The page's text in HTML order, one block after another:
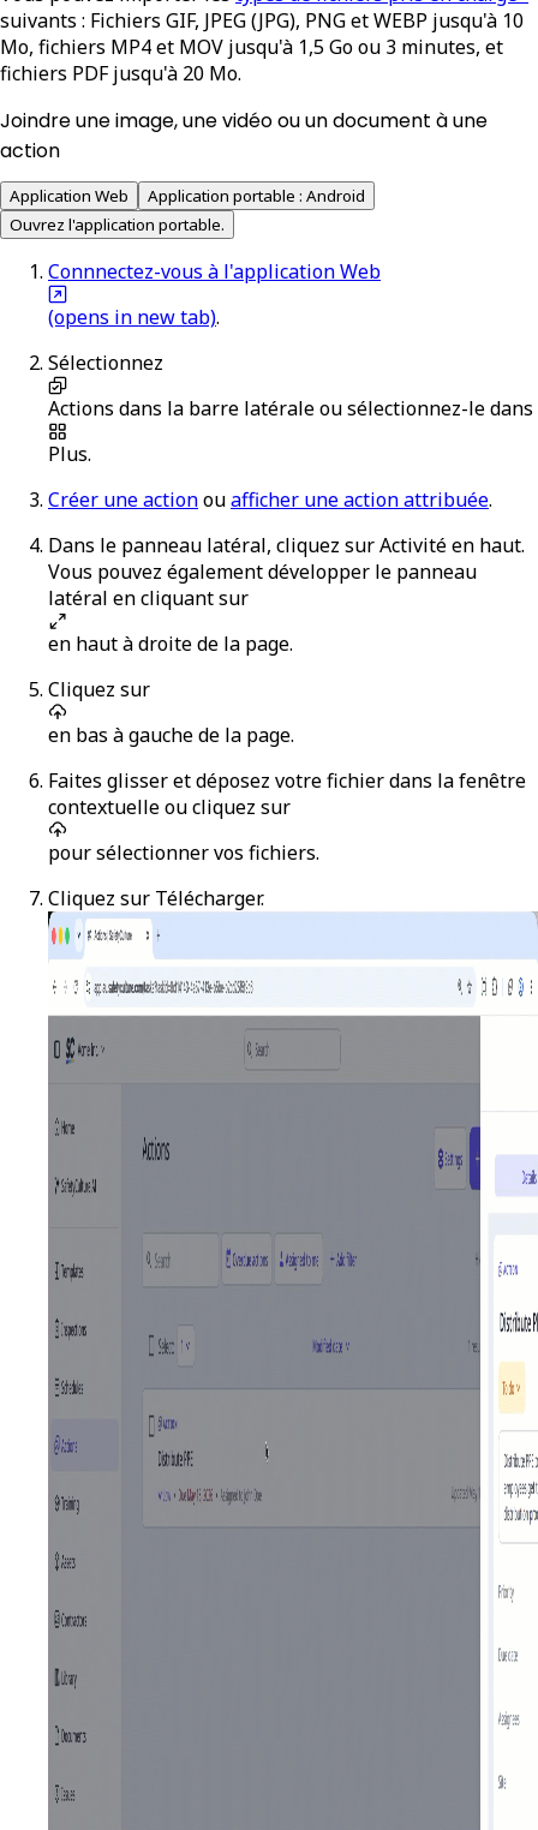
suivants : Fichiers GIF, JPEG (JPG), PNG et WEBP jusqu'à 10
Mo, fichiers MP4 et MOV jusqu'à 1,5 Go ou 3 minutes, et
fichiers PDF jusqu'à 20 Mo.
Joindre une image, une vidéo ou un document à une
action
Application Web
Application portable : Android
Ouvrez l'application portable.
Connnectez-vous à l'application Web
(opens in new tab).
Sélectionnez
Actions dans la barre latérale ou sélectionnez-le dans
Plus.
Créer une actionouafficher une action attribuée.
Dans le panneau latéral, cliquez surActivitéen haut.
Vous pouvez également développer le panneau
latéral en cliquant sur
en haut à droite de la page.
Cliquez sur
en bas à gauche de la page.
Faites glisser et déposez votre fichier dans la fenêtre
contextuelle ou cliquez sur
pour sélectionner vos fichiers.
Cliquez sur Télécharger.